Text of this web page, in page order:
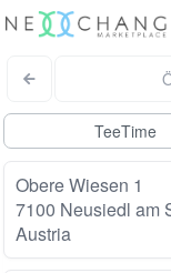
TeeTime
Obere Wiesen 1
7100 Neusiedl am
Austria